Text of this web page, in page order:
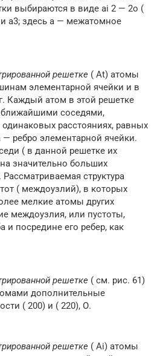
выбираются в виде ai 2 — 2о (
и a3; здесь а — межатомное
решетке ( At) атомы
элементарной ячейки и в
Каждый атом в этой решетке
соседями,
расстояниях, равных
— ребро элементарной ячейки.
( в данной решетке их
значительно больших
структура
( междоузлий), в которых
мелкие атомы других
междоузлия, или пустоты,
и посредине его ребер, как
решетке ( см. рис. 61)
дополнительные
( 200) и ( 220), О.
решетке ( Ai) атомы